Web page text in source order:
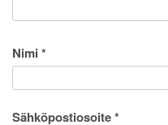
Nimi *
Sähköpostiosoite*